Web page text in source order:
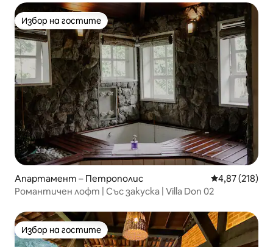
Избор на гостите
Избор на гостите
Апартамент – Петрополис Средна
4,87 (218)
Романтичен лофт | Със закуска | Villa Don 02
Избор на гостите
Избор на гостите